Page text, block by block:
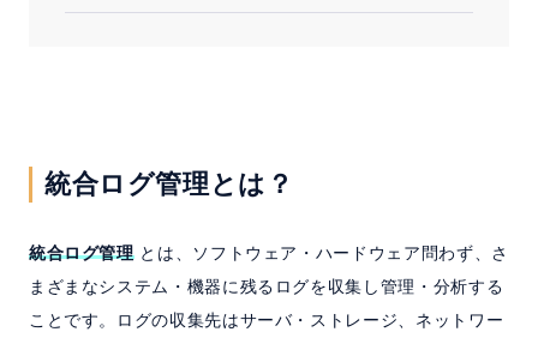
ホーム製品情報会社情報採用情報
統合ログ管理とは？
統合ログ管理とは、ソフトウェア・ハードウェア問わず、さ
まざまなシステム・機器に残るログを収集し管理・分析する
ことです。ログの収集先はサーバ・ストレージ、ネットワー